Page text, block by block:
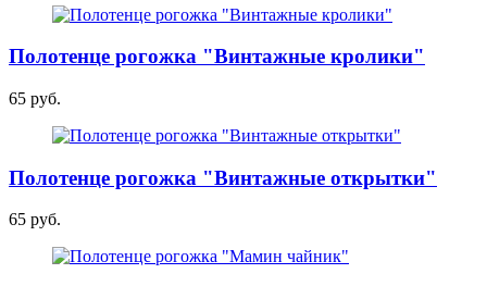
Полотенце рогожка "Винтажные кролики"
65 руб.
Полотенце рогожка "Винтажные открытки"
65 руб.